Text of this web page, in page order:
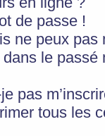
de passe !
ne peux pas
le
pas
tous les